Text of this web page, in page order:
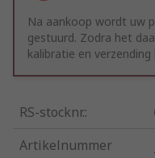
Na aankoop wordt uw
gestuurd. Zodra het
kalibratie en
RS-stocknr.:
Artikelnummer